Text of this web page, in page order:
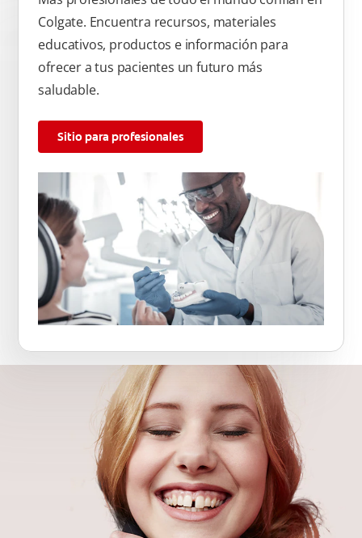
Colgate. Encuentra recursos, materiales
educativos, productos e información para
ofrecer a tus pacientes un futuro más
saludable.
Sitio para profesionales